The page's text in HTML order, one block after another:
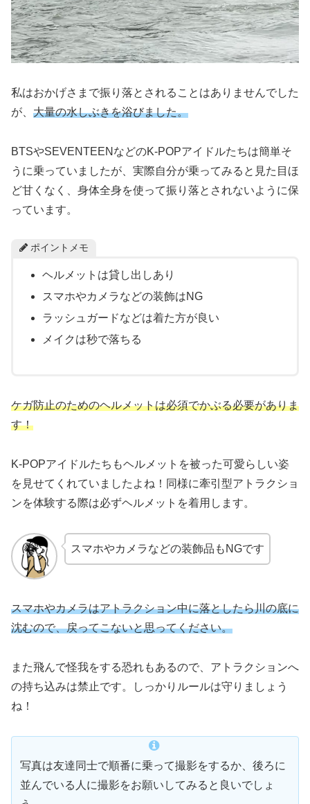
私はおかげさまで振り落とされることはありませんでした
が、 大量の水しぶきを浴びました。
BTSやSEVENTEENなどのK-POPアイドルたちは簡単そ
うに乗っていましたが、実際自分が乗ってみると見た目ほ
ど甘くなく、身体全身を使って振り落とされないように保
っています。
ポイントメモ
ヘルメットは貸し出しあり
スマホやカメラなどの装飾はNG
ラッシュガードなどは着た方が良い
メイクは秒で落ちる
ケガ防止のためのヘルメットは必須でかぶる必要がありま
す！
K-POPアイドルたちもヘルメットを被った可愛らしい姿
を見せてくれていましたよね！同様に牽引型アトラクショ
ンを体験する際は必ずヘルメットを着用します。
スマホやカメラなどの装飾品もNGです
スマホやカメラはアトラクション中に落としたら川の底に
沈むので、戻ってこないと思ってください。
また飛んで怪我をする恐れもあるので、アトラクションへ
の持ち込みは禁止です。しっかりルールは守りましょう
ね！
写真は友達同士で順番に乗って撮影をするか、後ろに
並んでいる人に撮影をお願いしてみると良いでしょ